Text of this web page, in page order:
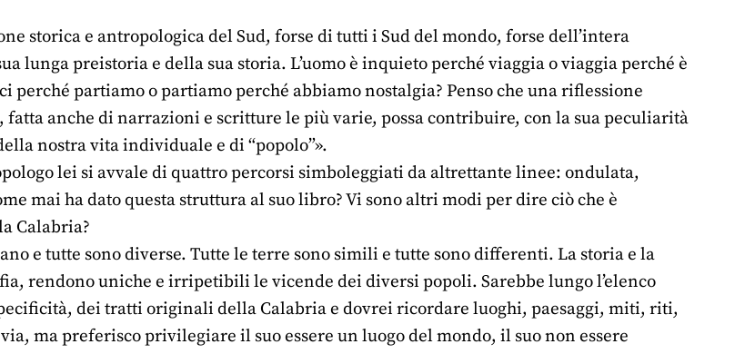
storica e antropologica del Sud, forse di tutti i Sud del mondo, forse dell’intera
lunga preistoria e della sua storia. L’uomo è inquieto perché viaggia o viaggia perché è
perché partiamo o partiamo perché abbiamo nostalgia? Penso che una riflessione
fatta anche di narrazioni e scritture le più varie, possa contribuire, con la sua peculiarità
nostra vita individuale e di “popolo”».
lei si avvale di quattro percorsi simboleggiati da altrettante linee: ondulata,
mai ha dato questa struttura al suo libro? Vi sono altri modi per dire ciò che è
Calabria?
e tutte sono diverse. Tutte le terre sono simili e tutte sono differenti. La storia e la
rendono uniche e irripetibili le vicende dei diversi popoli. Sarebbe lungo l’elenco
dei tratti originali della Calabria e dovrei ricordare luoghi, paesaggi, miti, riti,
ma preferisco privilegiare il suo essere un luogo del mondo, il suo non essere